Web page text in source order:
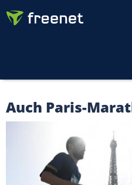
Auch Paris-